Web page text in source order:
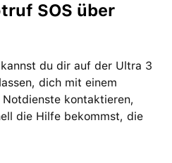
SOS über
du dir auf der Ultra 3
dich mit einem
kontaktieren,
die Hilfe bekommst, die